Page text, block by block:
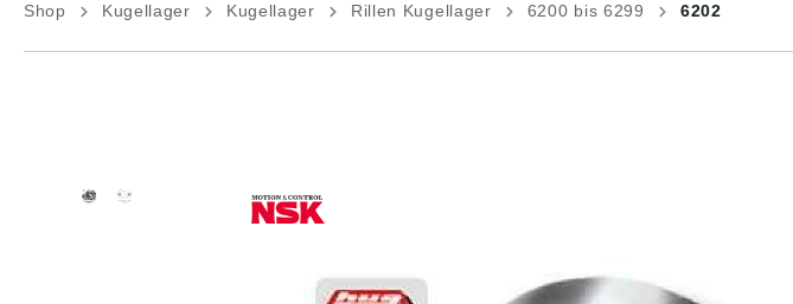
Shop Kugellager Kugellager Rillen Kugellager 6200 bis 6299 6202